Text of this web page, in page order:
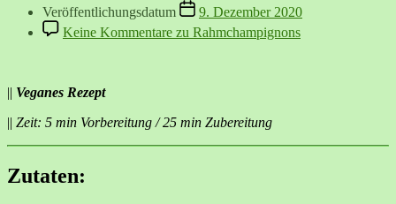
Veröffentlichungsdatum
9. Dezember 2020
Keine Kommentare zu Rahmchampignons
|| Veganes Rezept
|| Zeit: 5 min Vorbereitung / 25 min Zubereitung
Zutaten: